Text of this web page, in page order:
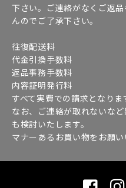
下さい。ご連絡がなくご返
んのでご了承下さい。
往復配送料
代金引換手数料
返品事務手数料
内容証明発行料
すべて実費での請求となりま
なお、ご連絡が取れないな
も検討いたします。
マナーあるお買い物をお願い